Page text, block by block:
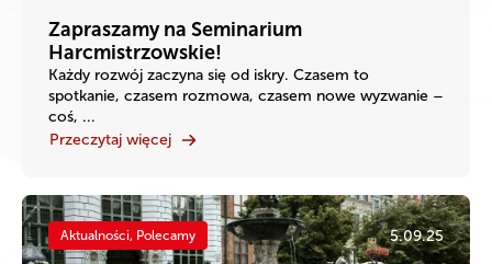
Zapraszamy na Seminarium
Harcmistrzowskie!
Każdy rozwój zaczyna się od iskry. Czasem to
spotkanie, czasem rozmowa, czasem nowe wyzwanie –
coś, ...
Przeczytaj więcej
Aktualności, Polecamy 5.09.25